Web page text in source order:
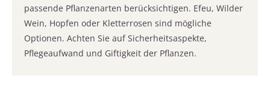
passende Pflanzenarten berücksichtigen. Efeu, Wilder
Wein, Hopfen oder Kletterrosen sind mögliche
Optionen. Achten Sie auf Sicherheitsaspekte,
Pflegeaufwand und Giftigkeit der Pflanzen.